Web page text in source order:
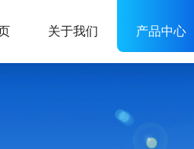
关于我们 产品中心